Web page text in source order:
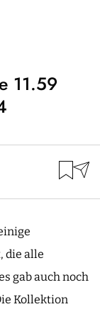
11.59
die alle
gab auch noch
Kollektion